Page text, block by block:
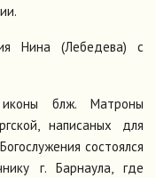
Нина (Лебедева) с
блж. Матроны
написаных для
состоялся
г. Барнаула, где